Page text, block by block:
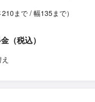
まで / 幅135まで）
（税込）